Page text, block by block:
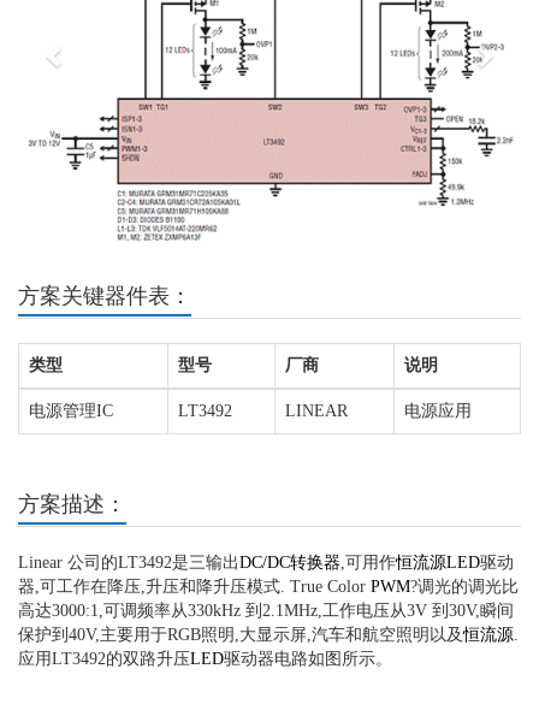
方案关键器件表：
类型 型号 厂商 说明
电源管理IC LT3492 LINEAR 电源应用
方案描述：
Linear 公司的LT3492是三输出DC/DC转换器 ,可用作恒流源LED驱动
器,可工作在降压,升压和降升压模式. True Color PWM?调光的调光比
高达3000:1,可调频率从330kHz 到2.1MHz,工作电压从3V 到30V,瞬间
保护到40V,主要用于RGB照明,大显示屏,汽车和航空照明以及恒流源
应用LT3492的双路升压LED驱动器电路如图所示。